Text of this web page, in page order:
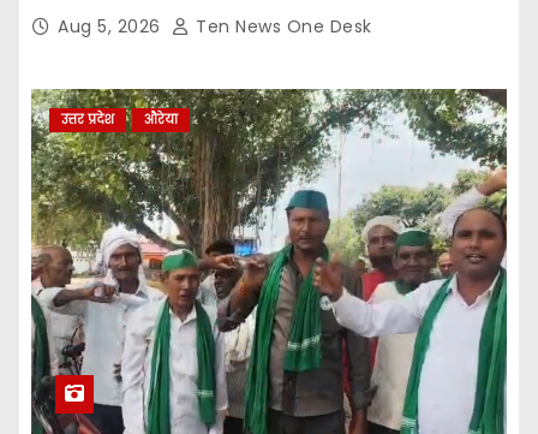
Aug 5, 2026 Ten News One Desk
उत्तर प्रदेश औरेया